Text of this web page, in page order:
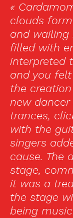
«
clouds
and wailing
filled with
interpreted
and you
the
new
trances,
with the
singers
cause. The
stage,
it was a
the stage
being